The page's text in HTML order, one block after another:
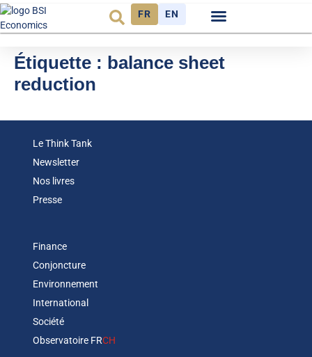
FR EN
Étiquette : balance sheet
reduction
Le Think Tank
Newsletter
Nos livres
Presse
Finance
Conjoncture
Environnement
International
Société
Observatoire FRCH